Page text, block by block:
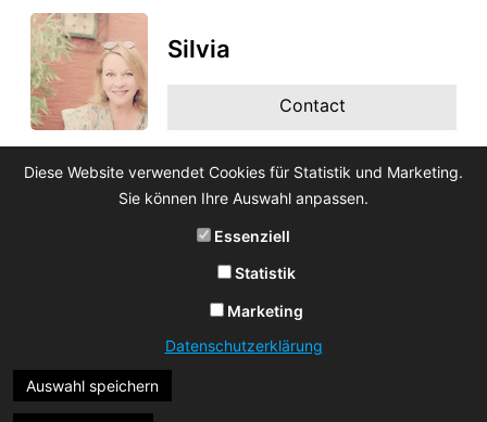
Silvia
Contact
Diese Website verwendet Cookies für Statistik und Marketing.
Sie können Ihre Auswahl anpassen.
Essenziell
Statistik
Marketing
Datenschutzerklärung
Auswahl speichern